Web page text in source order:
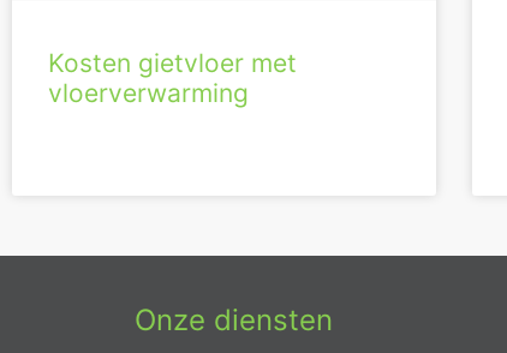
Kosten gietvloer met
vloerverwarming
Onze diensten